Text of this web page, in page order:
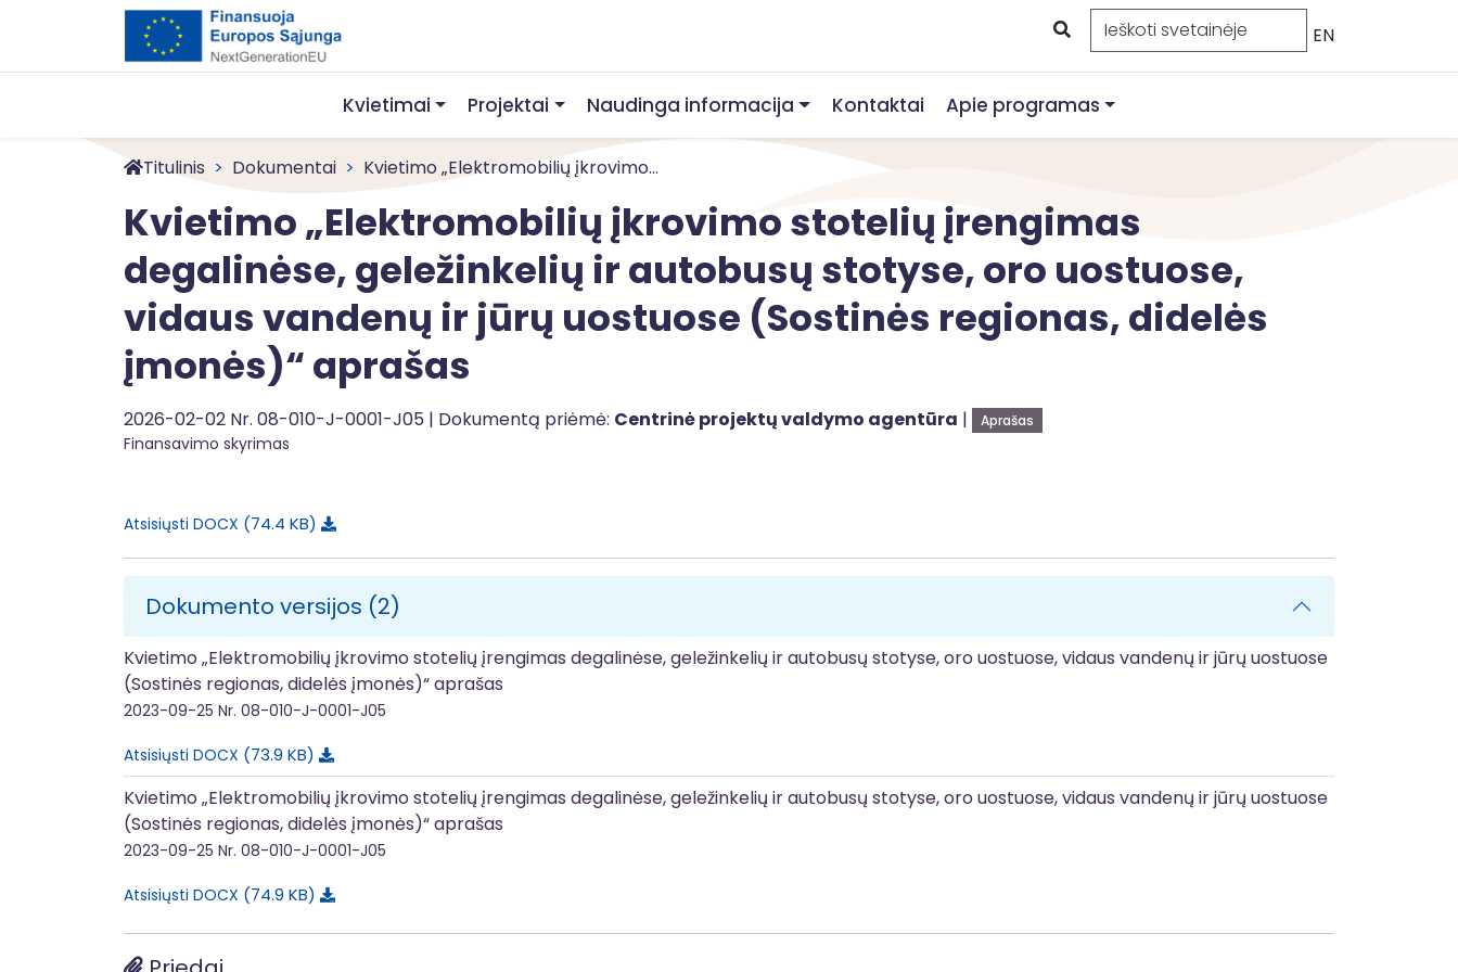
EN
Kvietimai Projektai Naudinga informacija Kontaktai Apie programas
Titulinis Dokumentai Kvietimo „Elektromobilių įkrovimo...
Kvietimo „Elektromobilių įkrovimo stotelių įrengimas
degalinėse, geležinkelių ir autobusų stotyse, oro uostuose,
vidaus vandenų ir jūrų uostuose (Sostinės regionas, didelės
įmonės)“ aprašas
2026-02-02 Nr. 08-010-J-0001-J05 | Dokumentą priėmė: Centrinė projektų valdymo agentūra | Aprašas
Finansavimo skyrimas
Atsisiųsti DOCX 74.4 KB
Dokumento versijos (2)
Kvietimo „Elektromobilių įkrovimo stotelių įrengimas degalinėse, geležinkelių ir autobusų stotyse, oro uostuose, vidaus vandenų ir jūrų uostuose
(Sostinės regionas, didelės įmonės)“ aprašas
2023-09-25 Nr. 08-010-J-0001-J05
Atsisiųsti DOCX 73.9 KB
Kvietimo „Elektromobilių įkrovimo stotelių įrengimas degalinėse, geležinkelių ir autobusų stotyse, oro uostuose, vidaus vandenų ir jūrų uostuose
(Sostinės regionas, didelės įmonės)“ aprašas
2023-09-25 Nr. 08-010-J-0001-J05
Atsisiųsti DOCX 74.9 KB